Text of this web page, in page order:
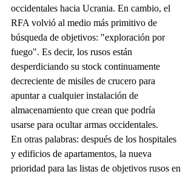
occidentales hacia Ucrania. En cambio, el
RFA volvió al medio más primitivo de
búsqueda de objetivos: "exploración por
fuego". Es decir, los rusos están
desperdiciando su stock continuamente
decreciente de misiles de crucero para
apuntar a cualquier instalación de
almacenamiento que crean que podría
usarse para ocultar armas occidentales.
En otras palabras: después de los hospitales
y edificios de apartamentos, la nueva
prioridad para las listas de objetivos rusos en